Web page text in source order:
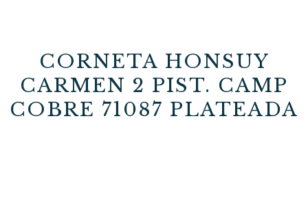
CORNETA HONSUY
CARMEN 2 PIST. CAMP
COBRE 71087 PLATEADA